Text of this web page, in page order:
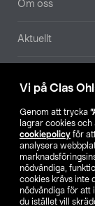
Vi på Clas
Genom att trycka
lagrar cookies
cookiepolicy för
analysera
nödvändiga,
cookies krävs inte
nödvändiga för att
du istället vill
Om oss
Aktuellt